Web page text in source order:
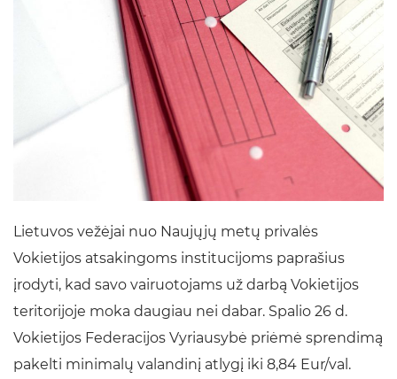
Lietuvos vežėjai nuo Naujųjų metų privalės
Vokietijos atsakingoms institucijoms paprašius
įrodyti, kad savo vairuotojams už darbą Vokietijos
teritorijoje moka daugiau nei dabar. Spalio 26 d.
Vokietijos Federacijos Vyriausybė priėmė sprendimą
pakelti minimalų valandinį atlygį iki 8,84 Eur/val.